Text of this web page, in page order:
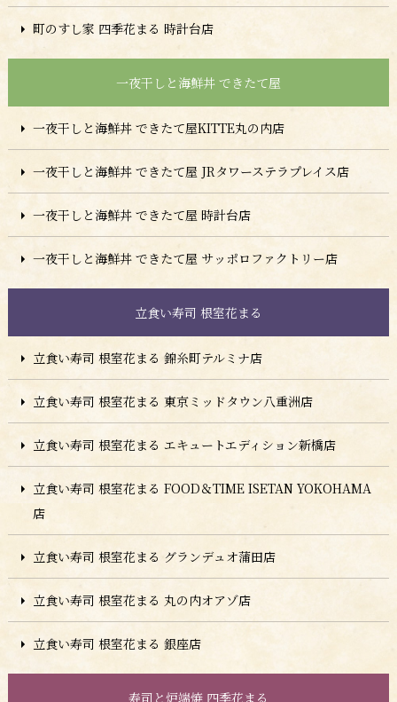
町のすし家 四季花まる 時計台店
一夜干しと海鮮丼 できたて屋
一夜干しと海鮮丼 できたて屋KITTE丸の内店
一夜干しと海鮮丼 できたて屋 JRタワーステラプレイス店
一夜干しと海鮮丼 できたて屋 時計台店
一夜干しと海鮮丼 できたて屋 サッポロファクトリー店
立食い寿司 根室花まる
立食い寿司 根室花まる 錦糸町テルミナ店
立食い寿司 根室花まる 東京ミッドタウン八重洲店
立食い寿司 根室花まる エキュートエディション新橋店
立食い寿司 根室花まる FOOD＆TIME ISETAN YOKOHAMA
店
立食い寿司 根室花まる グランデュオ蒲田店
立食い寿司 根室花まる 丸の内オアゾ店
立食い寿司 根室花まる 銀座店
寿司と炉端焼 四季花まる